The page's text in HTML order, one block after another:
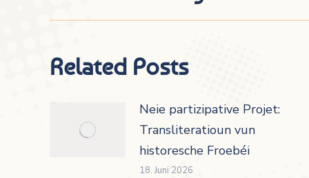
Related Posts
Neie partizipative Projet:
Transliteratioun vun
historesche Froebéi
18. Juni 2026